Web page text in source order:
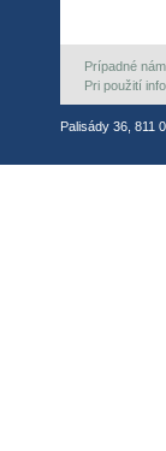
Prípadné
Pri použití
Palisády 36, 811